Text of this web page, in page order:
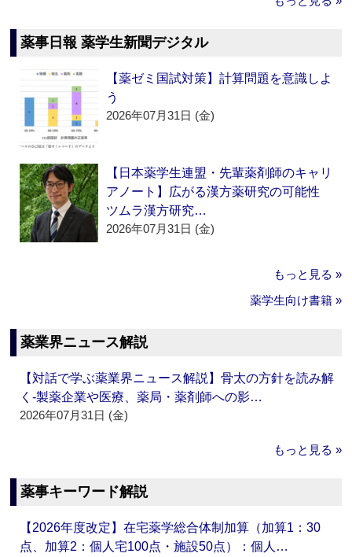
薬事日報 薬学生新聞デジタル
【薬ゼミ国試対策】計算問題を意識しよ
う
2026年07月31日 (金)
【日本薬学生連盟・先輩薬剤師のキャリ
アノート】広がる漢方薬研究の可能性
ツムラ漢方研究…
2026年07月31日 (金)
もっと見る »
薬学生向け書籍 »
薬業界ニュース解説
【対話で学ぶ薬業界ニュース解説】骨太の方針を読み解
く‐製薬企業や医療、薬局・薬剤師への影…
2026年07月31日 (金)
もっと見る »
薬事キーワード解説
【2026年度改定】在宅薬学総合体制加算（加算1：30
点、加算2：個人宅100点・施設50点）：個人…